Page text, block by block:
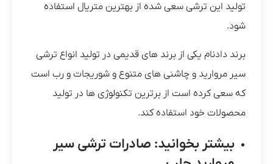
تولید این ترشی سعی شده از بهترین متریال استفاده
شود.
برند دادنام یکی از برند های قدیمی در تولید انواع ترشی
سیر مروارید و چاشنی های متنوع و شوریجات و رب است
که سعی کرده است از برترین تکنولوژی ها در تولید
محصولات خود استفاده کند.
بیشتر بخوانید: صادرات ترشی سیر